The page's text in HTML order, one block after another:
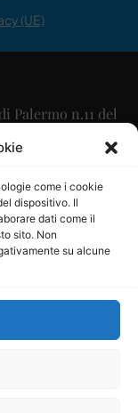
come i cookie
dispositivo. Il
dati come il
sito. Non
su alcune
(UE)
n.11 del
a r.l. è
al